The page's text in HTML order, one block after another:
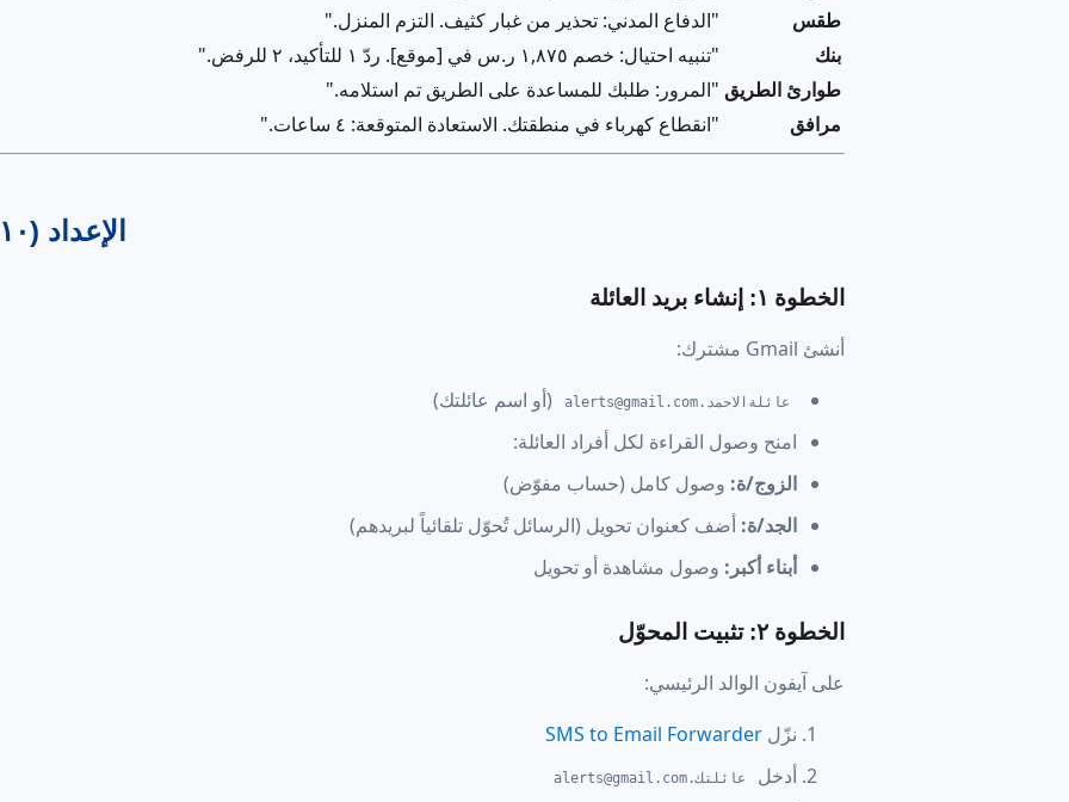
طقس
"الدفاع المدني: تحذير من غبار كثيف. التزم المنزل."
بنك
"تنبيه احتيال: خصم ١,٨٧٥ ر.س في [موقع]. ردّ ١ للتأكيد، ٢ للرفض."
طوارئ الطريق "المرور: طلبك للمساعدة على الطريق تم استلامه."
مرافق
"انقطاع كهرباء في منطقتك. الاستعادة المتوقعة: ٤ ساعات."
الإعداد (١٠ دقائق)
الخطوة ١: إنشاء بريد العائلة
أنشئ Gmail مشترك:
عائلةالاحمد .alerts@gmail.com
(أو اسم عائلتك)
امنح وصول القراءة لكل أفراد العائلة:
الزوج/ة: وصول كامل (حساب مفوّض)
الجد/ة: أضف كعنوان تحويل (الرسائل تُحوّل تلقائياً لبريدهم)
أبناء أكبر: وصول مشاهدة أو تحويل
الخطوة ٢: تثبيت المحوّل
على آيفون الوالد الرئيسي:
نزّل SMS to Email Forwarder
أدخل
عائلتك.alerts@gmail.com